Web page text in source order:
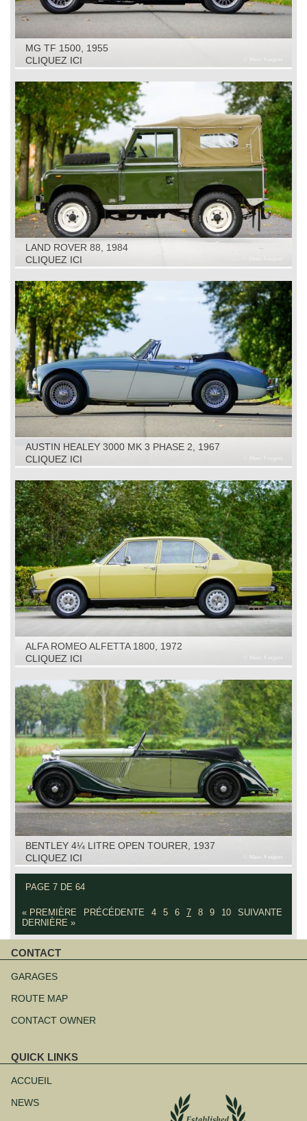
MG TF 1500, 1955
CLIQUEZ ICI
LAND ROVER 88, 1984
CLIQUEZ ICI
AUSTIN HEALEY 3000 MK 3 PHASE 2, 1967
CLIQUEZ ICI
ALFA ROMEO ALFETTA 1800, 1972
CLIQUEZ ICI
BENTLEY 4¼ LITRE OPEN TOURER, 1937
CLIQUEZ ICI
PAGE 7 DE 64
« PREMIÈRE PRÉCÉDENTE 4 5 6 7 8 9 10
SUIVANTE
DERNIÈRE »
CONTACT
au
GARAGES
ROUTE MAP
CONTACT OWNER
QUICK LINKS
au
ACCUEIL
NEWS